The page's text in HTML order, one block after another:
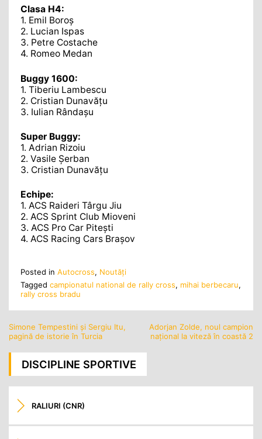
Clasa H4:
1. Emil Boroș
2. Lucian Ispas
3. Petre Costache
4. Romeo Medan
Buggy 1600:
1. Tiberiu Lambescu
2. Cristian Dunavățu
3. Iulian Rândașu
Super Buggy:
1. Adrian Rizoiu
2. Vasile Șerban
3. Cristian Dunavățu
Echipe:
1. ACS Raideri Târgu Jiu
2. ACS Sprint Club Mioveni
3. ACS Pro Car Pitești
4. ACS Racing Cars Brașov
Posted in Autocross, Noutăţi
Tagged campionatul national de rally cross, mihai berbecaru,
rally cross bradu
Navigare
articole
Simone Tempestini și Sergiu Itu,
pagină de istorie în Turcia
Adorjan Zolde, noul campion
național la viteză în coastă 2
DISCIPLINE SPORTIVE
RALIURI (CNR)